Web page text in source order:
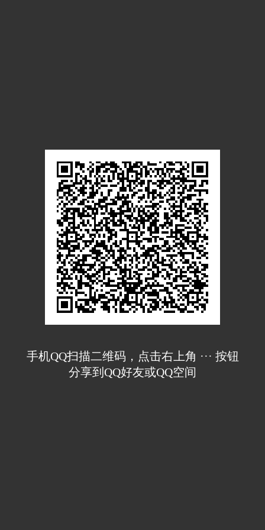
手机QQ扫描二维码，点击右上角 ··· 按钮
分享到QQ好友或QQ空间